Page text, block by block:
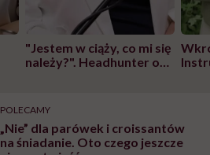
"Jestem w ciąży, co mi się
należy?". Headhunter o
pracy
POLECAMY
„Nie” dla parówek i croissantów
na śniadanie. Oto czego jeszcze